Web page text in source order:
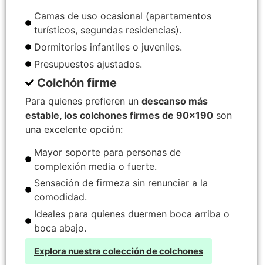
Camas de uso ocasional (apartamentos
turísticos, segundas residencias).
Dormitorios infantiles o juveniles.
Presupuestos ajustados.
Colchón firme
Para quienes prefieren un descanso más
estable, los colchones firmes de 90×190 son
una excelente opción:
Mayor soporte para personas de
complexión media o fuerte.
Sensación de firmeza sin renunciar a la
comodidad.
Ideales para quienes duermen boca arriba o
boca abajo.
Explora nuestra colección de colchones